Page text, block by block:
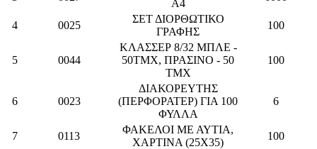
Α4
4 0025
ΣΕΤ ΔΙΟΡΘΩΤΙΚΟ
ΓΡΑΦΗΣ
100
5 0044
ΚΛΑΣΣΕΡ 8/32 ΜΠΛΕ -
50ΤΜΧ, ΠΡΑΣΙΝΟ - 50
ΤΜΧ
100
6 0023
ΔΙΑΚΟΡΕΥΤΗΣ
(ΠΕΡΦΟΡΑΤΕΡ) ΓΙΑ 100
ΦΥΛΛΑ
6
7 0113
ΦΑΚΕΛΟΙ ΜΕ ΑΥΤΙΑ,
ΧΑΡΤΙΝΑ (25Χ35)
100